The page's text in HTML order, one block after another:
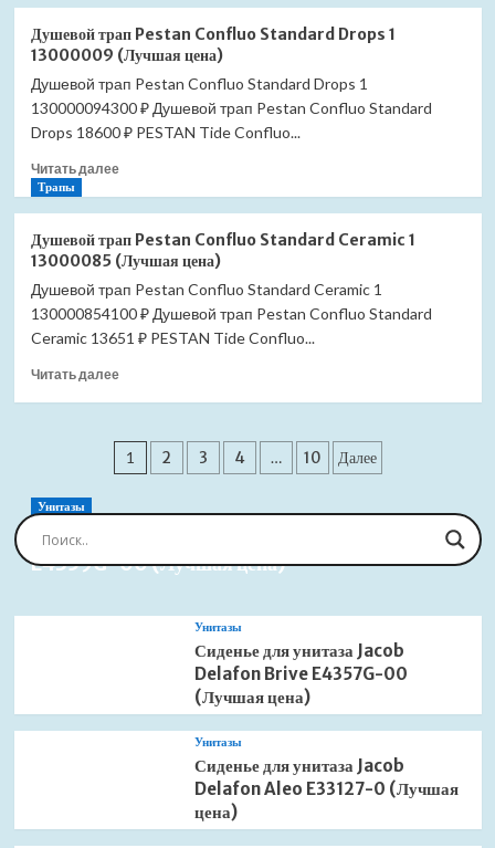
Glass
(Лучшая
цена)
трап
Pestan
Confluo
Standard
White
1
(Лучшая
цена)
Душевой трап Pestan Confluo Standard Drops 1
13000009 (Лучшая цена)
Душевой трап Pestan Confluo Standard Drops 1
130000094300 ₽ Душевой трап Pestan Confluo Standard
Drops 18600 ₽ PESTAN Tide Confluo...
Читать далееПрочитать
трап
Pestan
Confluo
Standard
Drops
13000009
Трапы
Душевой трап Pestan Confluo Standard Ceramic 1
13000085 (Лучшая цена)
Душевой трап Pestan Confluo Standard Ceramic 1
130000854100 ₽ Душевой трап Pestan Confluo Standard
Ceramic 13651 ₽ PESTAN Tide Confluo...
Читать далееПрочитать
трап
Pestan
Standard
1
Пагинация
1 2 3 4 … 10 Далее
Унитазы
Сиденье для унитаза Jacob Delafon Brive
E4359G-00 (Лучшая цена)
Унитазы
Сиденье для унитаза Jacob
Delafon Brive E4357G-00
(Лучшая цена)
Унитазы
Сиденье для унитаза Jacob
Delafon Aleo E33127-0 (Лучшая
цена)